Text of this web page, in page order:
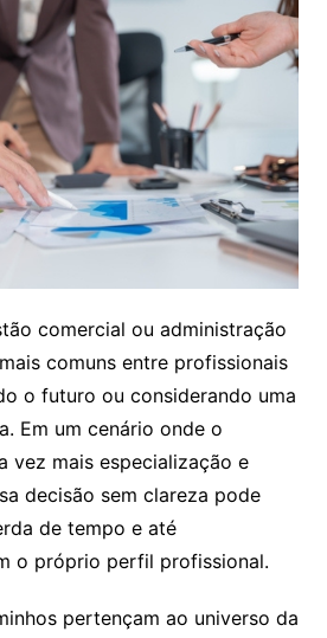
comercial ou administração
comuns entre profissionais
o futuro ou considerando uma
Em um cenário onde o
vez mais especialização e
decisão sem clareza pode
de tempo e até
o próprio perfil profissional.
pertençam ao universo da